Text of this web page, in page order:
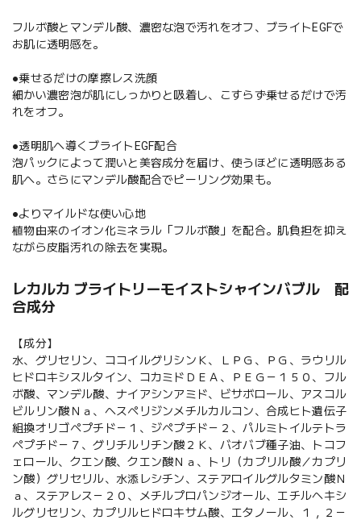
フルボ酸とマンデル酸、濃密な泡で汚れをオフ、ブライトEGFで
お肌に透明感を。
●乗せるだけの摩擦レス洗顔
細かい濃密泡が肌にしっかりと吸着し、こすらず乗せるだけで汚
れをオフ。
●透明肌へ導くブライトEGF配合
泡パックによって潤いと美容成分を届け、使うほどに透明感ある
肌へ。さらにマンデル酸配合でピーリング効果も。
●よりマイルドな使い心地
植物由来のイオン化ミネラル「フルボ酸」を配合。肌負担を抑え
ながら皮脂汚れの除去を実現。
レカルカ ブライトリーモイストシャインバブル 配
合成分
【成分】
水、グリセリン、ココイルグリシンＫ、ＬＰＧ、ＰＧ、ラウリル
ヒドロキシスルタイン、コカミドＤＥＡ、ＰＥＧ－１５０、フル
ボ酸、マンデル酸、ナイアシンアミド、ビサボロール、アスコル
ビルリン酸Ｎａ、ヘスペリジンメチルカルコン、合成ヒト遺伝子
組換オリゴペプチド－１、ジペプチド－２、パルミトイルテトラ
ペプチド－７、グリチルリチン酸２Ｋ、バオバブ種子油、トコフ
ェロール、クエン酸、クエン酸Ｎａ、トリ（カプリル酸／カプリ
ン酸）グリセリル、水添レシチン、ステアロイルグルタミン酸Ｎ
ａ、ステアレス－２０、メチルプロパンジオール、エチルヘキシ
ルグリセリン、カプリルヒドロキサム酸、エタノール、１，２－